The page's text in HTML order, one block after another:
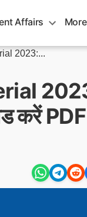
Affairs More
2023:...
करें